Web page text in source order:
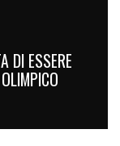
DI ESSERE